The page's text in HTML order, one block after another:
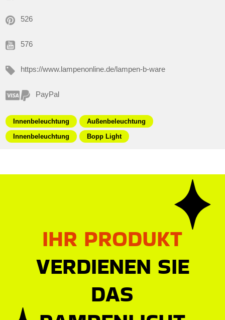
526
576
https://www.lampenonline.de/lampen-b-ware
PayPal
Innenbeleuchtung
Außenbeleuchtung
Innenbeleuchtung
Bopp Light
IHR PRODUKT
VERDIENEN SIE
DAS